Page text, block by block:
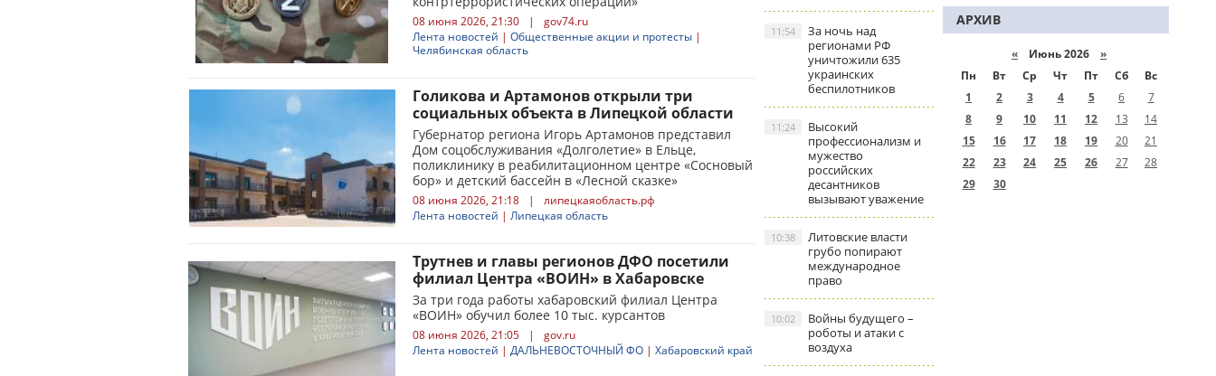
08 июня 2026, 21:30 |
gov74.ru
Лента новостей | Общественные акции и протесты |
Челябинская область
Голикова и Артамонов открыли три
социальных объекта в Липецкой области
Губернатор региона Игорь Артамонов представил
Дом соцобслуживания «Долголетие» в Ельце,
поликлинику в реабилитационном центре «Сосновый
бор» и детский бассейн в «Лесной сказке»
08 июня 2026, 21:18 |
липецкаяобласть.рф
Лента новостей | Липецкая область
Трутнев и главы регионов ДФО посетили
филиал Центра «ВОИН» в Хабаровске
За три года работы хабаровский филиал Центра
«ВОИН» обучил более 10 тыс. курсантов
08 июня 2026, 21:05 |
gov.ru
Лента новостей | ДАЛЬНЕВОСТОЧНЫЙ ФО | Хабаровский край
За ночь над
регионами РФ
уничтожили 635
украинских
беспилотников
11:54
Высокий
профессионализм и
мужество
российских
десантников
вызывают уважение
11:24
Литовские власти
грубо попирают
международное
право
10:38
Войны будущего –
роботы и атаки с
воздуха
10:02
АРХИВ
« Июнь 2026 »
Пн
Вт Ср Чт Пт Сб
Вс
1
2 3 4 5 6
7
8
9 10 11 12 13
14
15
16 17 18 19 20
21
22
23 24 25 26 27
28
29
30